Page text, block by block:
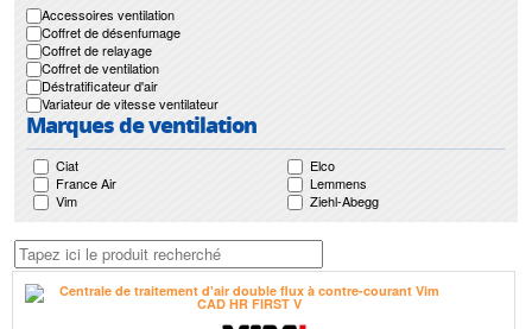
Accessoires ventilation
Coffret de désenfumage
Coffret de relayage
Coffret de ventilation
Déstratificateur d'air
Variateur de vitesse ventilateur
Marques de ventilation
Ciat
Elco
France Air
Lemmens
Vim
Ziehl-Abegg